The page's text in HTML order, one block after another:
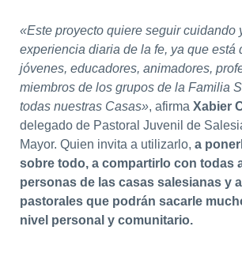
«Este proyecto quiere seguir cuidando
experiencia diaria de la fe, ya que está
jóvenes, educadores, animadores,
miembros de los grupos de la Familia
todas nuestras Casas», afirma Xabier
delegado de Pastoral Juvenil de
Mayor. Quien invita a utilizarlo, a
sobre todo, a compartirlo con todas
personas de las casas salesianas y
pastorales que podrán sacarle
nivel personal y comunitario.